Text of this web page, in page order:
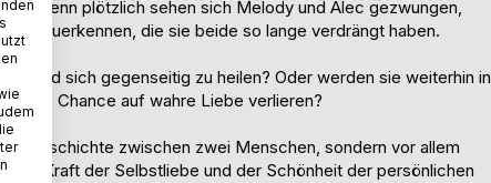
B. Denn plötzlich sehen sich Melody und Alec gezwungen,
anzuerkennen, die sie beide so lange verdrängt haben.
und sich gegenseitig zu heilen? Oder werden sie weiterhin in
die Chance auf wahre Liebe verlieren?
zwischen zwei Menschen, sondern vor allem
der Kraft der Selbstliebe und der Schönheit der persönlichen